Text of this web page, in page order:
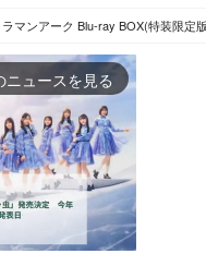
マンアーク Blu-ray BOX(特装限定
ニュースを見る